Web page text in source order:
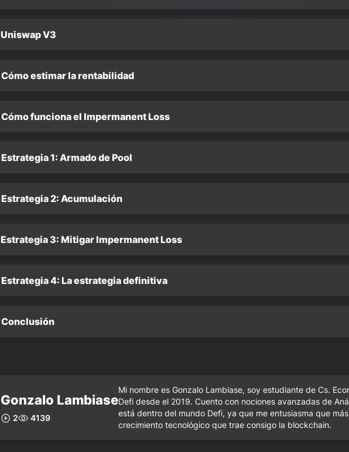
Uniswap V3
Cómo estimar la rentabilidad
Cómo funciona el Impermanent Loss
Estrategia 1: Armado de Pool
Estrategia 2: Acumulación
Estrategia 3: Mitigar Impermanent Loss
Estrategia 4: La estrategia definitiva
Conclusión
Gonzalo Lambiase
2 4139
Mi nombre es Gonzalo Lambiase, soy estudiante de Cs.
Defi desde el 2019. Cuento con nociones avanzadas de
está dentro del mundo Defi, ya que me entusiasma que
crecimiento tecnológico que trae consigo la blockchain.